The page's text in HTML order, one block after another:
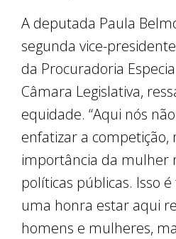
A deputada Paula
segunda vice-
da Procuradoria
Câmara Legislativa,
equidade. “Aqui nós
enfatizar a competição,
importância da mulher
políticas públicas. Isso
uma honra estar aqui
homens e mulheres,